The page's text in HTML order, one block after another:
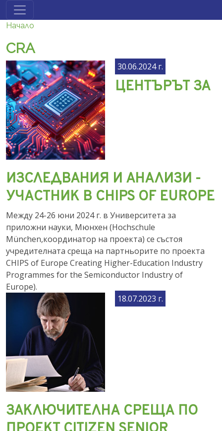
Премини към основното съдържание
Начало
CRA
30.06.2024 г.
ЦЕНТЪРЪТ ЗА
ИЗСЛЕДВАНИЯ И АНАЛИЗИ -
УЧАСТНИК В CHIPS OF EUROPE
Между 24-26 юни 2024 г. в Университета за
приложни науки, Мюнхен (Hochschule
München,координатор на проекта) се състоя
учредителната среща на партньорите по проекта
CHIPS of Europe Creating Higher-Education Industry
Programmes for the Semiconductor Industry of
Europe).
18.07.2023 г.
ЗАКЛЮЧИТЕЛНА СРЕЩА ПО